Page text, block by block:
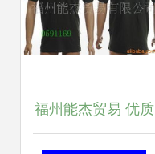
福州能杰贸易 优质